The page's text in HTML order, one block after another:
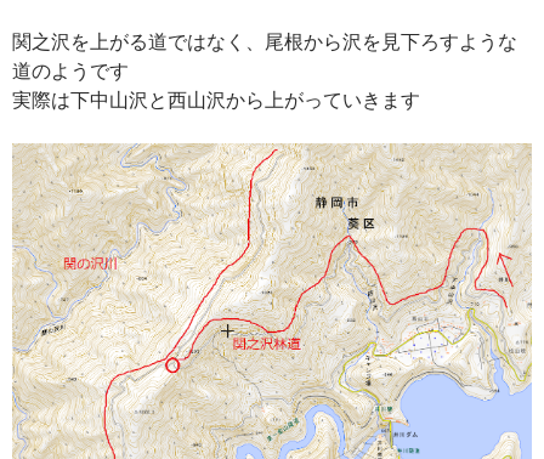
関之沢を上がる道ではなく、尾根から沢を見下ろすような
道のようです
実際は下中山沢と西山沢から上がっていきます